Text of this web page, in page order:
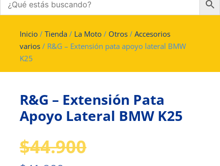
Inicio / Tienda / La Moto / Otros / Accesorios
varios / R&G – Extensión pata apoyo lateral BMW
K25
R&G – Extensión Pata
Apoyo Lateral BMW K25
$44.900